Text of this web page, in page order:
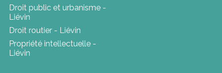
Droit public et urbanisme -
Liévin
Droit routier - Liévin
Propriété intellectuelle -
Liévin